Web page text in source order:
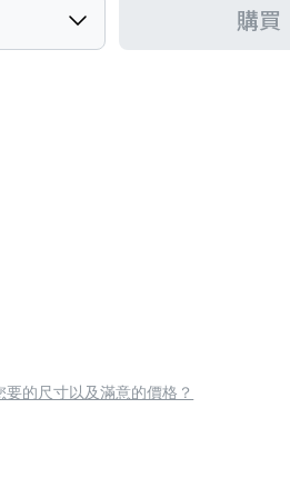
購買
要的尺寸以及滿意的價格？